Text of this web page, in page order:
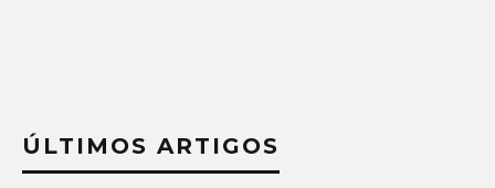
ÚLTIMOS ARTIGOS